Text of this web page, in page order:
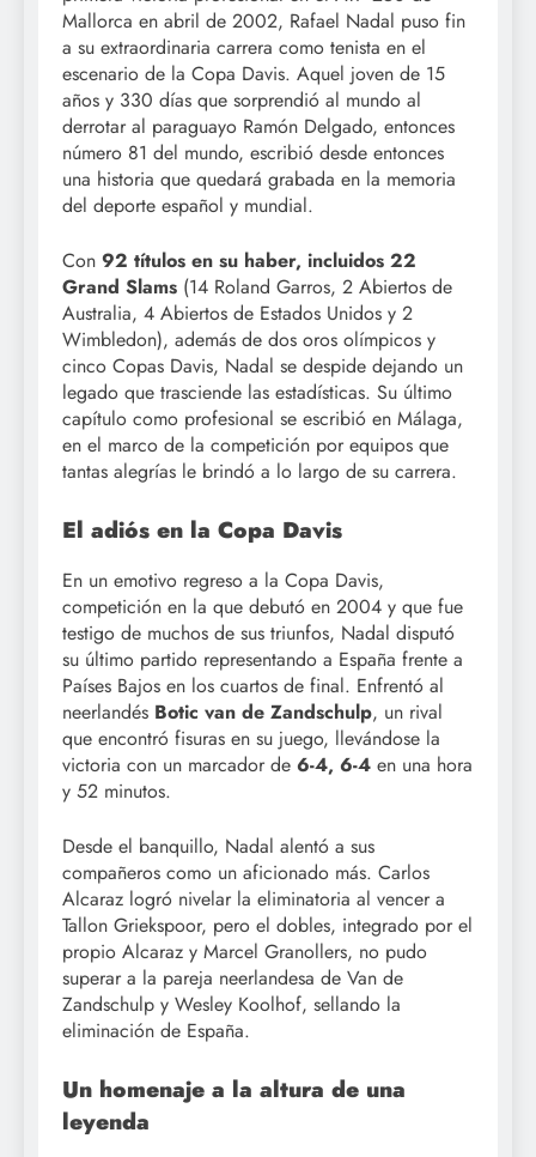
Mallorca en abril de 2002, Rafael Nadal puso fin
a su extraordinaria carrera como tenista en el
escenario de la Copa Davis. Aquel joven de 15
años y 330 días que sorprendió al mundo al
derrotar al paraguayo Ramón Delgado, entonces
número 81 del mundo, escribió desde entonces
una historia que quedará grabada en la memoria
del deporte español y mundial.
Con 92 títulos en su haber, incluidos 22
Grand Slams (14 Roland Garros, 2 Abiertos de
Australia, 4 Abiertos de Estados Unidos y 2
Wimbledon), además de dos oros olímpicos y
cinco Copas Davis, Nadal se despide dejando un
legado que trasciende las estadísticas. Su último
capítulo como profesional se escribió en Málaga,
en el marco de la competición por equipos que
tantas alegrías le brindó a lo largo de su carrera.
El adiós en la Copa Davis
En un emotivo regreso a la Copa Davis,
competición en la que debutó en 2004 y que fue
testigo de muchos de sus triunfos, Nadal disputó
su último partido representando a España frente a
Países Bajos en los cuartos de final. Enfrentó al
neerlandés Botic van de Zandschulp, un rival
que encontró fisuras en su juego, llevándose la
victoria con un marcador de 6-4, 6-4 en una hora
y 52 minutos.
Desde el banquillo, Nadal alentó a sus
compañeros como un aficionado más. Carlos
Alcaraz logró nivelar la eliminatoria al vencer a
Tallon Griekspoor, pero el dobles, integrado por el
propio Alcaraz y Marcel Granollers, no pudo
superar a la pareja neerlandesa de Van de
Zandschulp y Wesley Koolhof, sellando la
eliminación de España.
Un homenaje a la altura de una
leyenda